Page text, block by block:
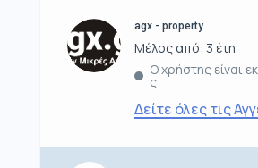
agx - property
Μέλος από: 3 έτη
Ο χρήστης είναι
ς
Δείτε όλες τις